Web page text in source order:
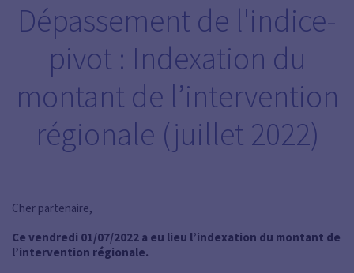
Dépassement de l'indice-
pivot : Indexation du
montant de l’intervention
régionale (juillet 2022)
Cher partenaire,
Ce vendredi 01/07/2022 a eu lieu l’indexation du montant de
l’intervention régionale.